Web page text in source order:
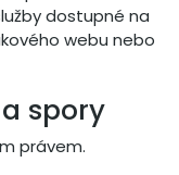
dostupné na
webu nebo
spory
právem.